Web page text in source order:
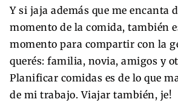
Y si jaja además que me encanta
momento de la comida, también
momento para compartir con la
querés: familia, novia, amigos y
Planificar comidas es de lo que
de mi trabajo. Viajar también, je!